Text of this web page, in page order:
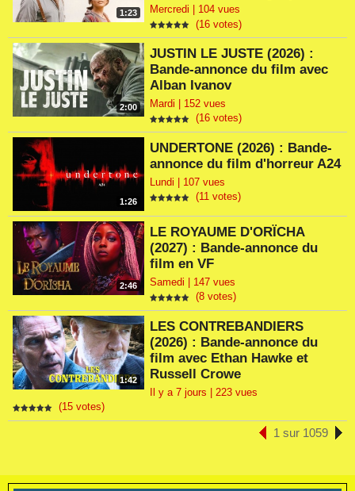
1:23
Mercredi | 104 vues
(16 votes)
2:00
JUSTIN LE JUSTE (2026) :
Bande-annonce du film avec
Alban Ivanov
Mardi | 152 vues
(16 votes)
1:26
UNDERTONE (2026) : Bande-
annonce du film d'horreur A24
Lundi | 107 vues
(11 votes)
2:46
LE ROYAUME D'ORÏCHA
(2027) : Bande-annonce du
film en VF
Samedi | 147 vues
(8 votes)
1:42
LES CONTREBANDIERS
(2026) : Bande-annonce du
film avec Ethan Hawke et
Russell Crowe
Il y a 7 jours | 223 vues
(15 votes)
1 sur 1059